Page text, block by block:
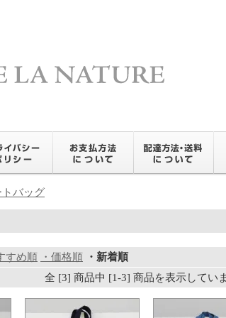
バッグ
すめ順 ・価格順
・新着順
全 [3] 商品中 [1-3] 商品を表示してい